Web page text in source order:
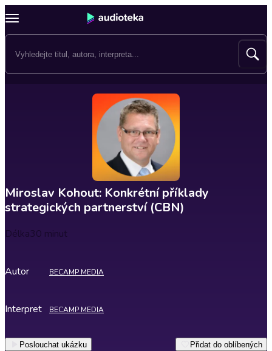
Miroslav Kohout: Konkrétní příklady
strategických partnerství (CBN)
Délka30 minut
Autor BECAMP MEDIA
Interpret BECAMP MEDIA
Poslouchat ukázku Přidat do oblíbených